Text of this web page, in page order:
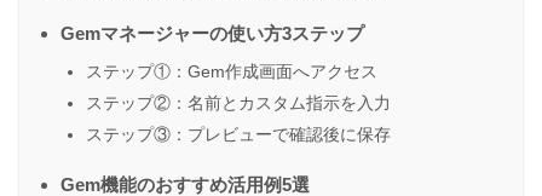
Gemマネージャーの使い方3ステップ
ステップ①：Gem作成画面へアクセス
ステップ②：名前とカスタム指示を入力
ステップ③：プレビューで確認後に保存
Gem機能のおすすめ活用例5選